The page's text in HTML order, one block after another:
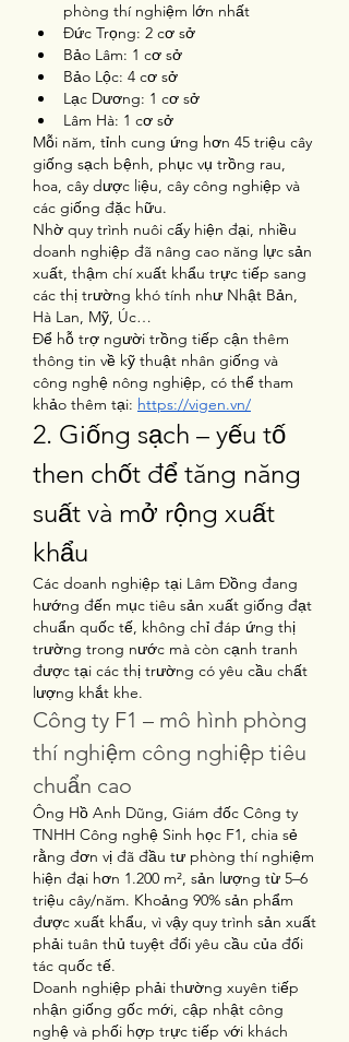
phòng thí nghiệm lớn nhất
Đức Trọng: 2 cơ sở
Bảo Lâm: 1 cơ sở
Bảo Lộc: 4 cơ sở
Lạc Dương: 1 cơ sở
Lâm Hà: 1 cơ sở
Mỗi năm, tỉnh cung ứng hơn 45 triệu cây
giống sạch bệnh, phục vụ trồng rau,
hoa, cây dược liệu, cây công nghiệp và
các giống đặc hữu.
Nhờ quy trình nuôi cấy hiện đại, nhiều
doanh nghiệp đã nâng cao năng lực sản
xuất, thậm chí xuất khẩu trực tiếp sang
các thị trường khó tính như Nhật Bản,
Hà Lan, Mỹ, Úc…
Để hỗ trợ người trồng tiếp cận thêm
thông tin về kỹ thuật nhân giống và
công nghệ nông nghiệp, có thể tham
khảo thêm tại: https://vigen.vn/
2. Giống sạch – yếu tố
then chốt để tăng năng
suất và mở rộng xuất
khẩu
Các doanh nghiệp tại Lâm Đồng đang
hướng đến mục tiêu sản xuất giống đạt
chuẩn quốc tế, không chỉ đáp ứng thị
trường trong nước mà còn cạnh tranh
được tại các thị trường có yêu cầu chất
lượng khắt khe.
Công ty F1 – mô hình phòng
thí nghiệm công nghiệp tiêu
chuẩn cao
Ông Hồ Anh Dũng, Giám đốc Công ty
TNHH Công nghệ Sinh học F1, chia sẻ
rằng đơn vị đã đầu tư phòng thí nghiệm
hiện đại hơn 1.200 m², sản lượng từ 5–6
triệu cây/năm. Khoảng 90% sản phẩm
được xuất khẩu, vì vậy quy trình sản xuất
phải tuân thủ tuyệt đối yêu cầu của đối
tác quốc tế.
Doanh nghiệp phải thường xuyên tiếp
nhận giống gốc mới, cập nhật công
nghệ và phối hợp trực tiếp với khách